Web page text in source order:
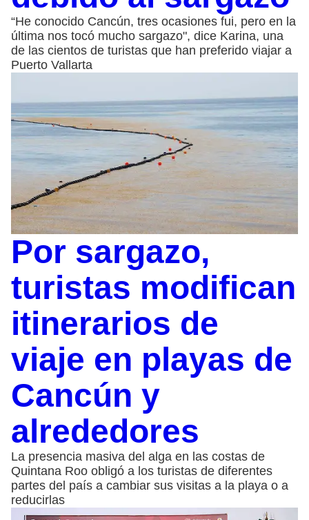
“He conocido Cancún, tres ocasiones fui, pero en la
última nos tocó mucho sargazo", dice Karina, una
de las cientos de turistas que han preferido viajar a
Puerto Vallarta
Por sargazo,
turistas modifican
itinerarios de
viaje en playas de
Cancún y
alrededores
La presencia masiva del alga en las costas de
Quintana Roo obligó a los turistas de diferentes
partes del país a cambiar sus visitas a la playa o a
reducirlas